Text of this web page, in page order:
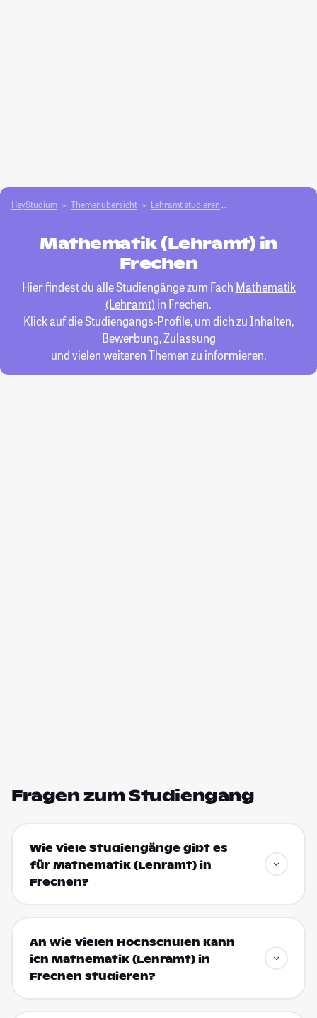
HeyStudium Themenübersicht Lehramt studieren
Mathematik (Lehramt) in
Frechen
Hier findest du alle Studiengänge zum Fach Mathematik
(Lehramt) in Frechen.
Klick auf die Studiengangs-Profile, um dich zu Inhalten,
Bewerbung, Zulassung
und vielen weiteren Themen zu informieren.
Fragen zum Studiengang
Wie viele Studiengänge gibt es
für Mathematik (Lehramt) in
Frechen?
An wie vielen Hochschulen kann
ich Mathematik (Lehramt) in
Frechen studieren?